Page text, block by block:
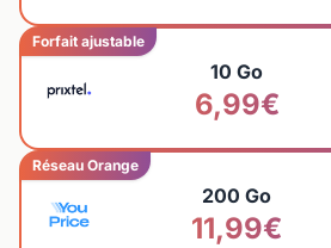
Forfait ajustable
10 Go
6,99€
Réseau Orange
200 Go
11,99€